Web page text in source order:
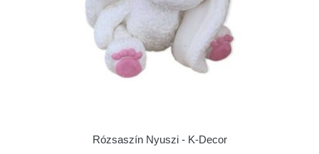
Rózsaszín Nyuszi - K-Decor